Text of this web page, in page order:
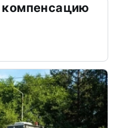
компенсацию